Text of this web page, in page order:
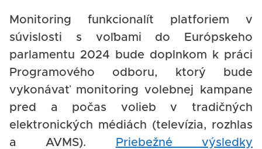
Monitoring funkcionalít platforiem v
súvislosti s voľbami do Európskeho
parlamentu 2024 bude doplnkom k práci
Programového odboru, ktorý bude
vykonávať monitoring volebnej kampane
pred a počas volieb v tradičných
elektronických médiách (televízia, rozhlas
a AVMS).
Priebežné výsledky